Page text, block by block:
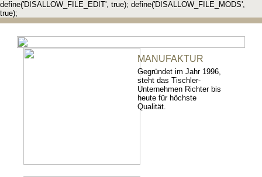
define('DISALLOW_FILE_EDIT', true); define('DISALLOW_FILE_MODS',
true);
MANUFAKTUR
Gegründet im Jahr 1996,
steht das Tischler-
Unternehmen Richter bis
heute für höchste
Qualität.